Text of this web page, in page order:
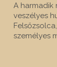
A harmadik
veszélyes
személyes